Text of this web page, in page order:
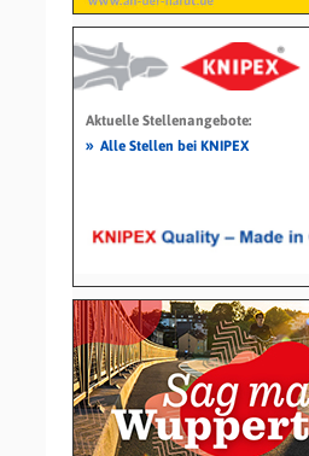
Aktuelle Stellenangebote:
» Alle Stellen bei KNIPEX